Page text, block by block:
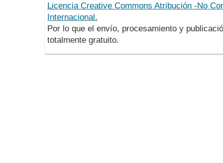
Licencia Creative Commons Atribución -No
Internacional.
Por lo que el envío, procesamiento y
totalmente gratuito.